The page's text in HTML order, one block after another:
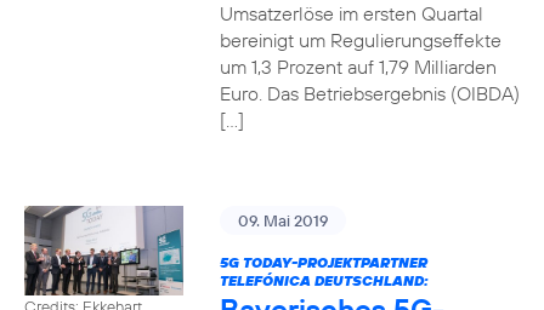
Umsatzerlöse im ersten Quartal
bereinigt um Regulierungseffekte
um 1,3 Prozent auf 1,79 Milliarden
Euro. Das Betriebsergebnis (OIBDA)
[…]
Credits: Ekkehart
09. Mai 2019
5G TODAY-PROJEKTPARTNER
TELEFÓNICA DEUTSCHLAND: